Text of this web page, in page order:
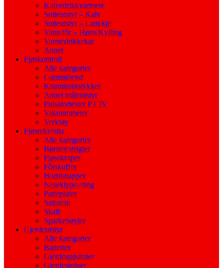
Kalvedrikkvarmere
Sutteutstyr – Kalv
Sutteutstyr – Lam/kje
Vann/fôr – Høns/Kylling
Varmedrikkekar
Annet
Fjøskontroll
Alle kategorier
Gummibend
Kranmunnstykker
Annet måleutstyr
Pulsatortester PT IV
Vakuummeter
Verktøy
Fjøsrekvisita
Alle kategorier
Børster/strigler
Fjøsskraper
Fôrskuffer
Hornknapper
Neseklype-/ring
Patteplater
Saltstein
Skaft
Sparkebøyler
Gjerdeutstyr
Alle kategorier
Batterier
Gjerdeapparater
Gjerdestolper